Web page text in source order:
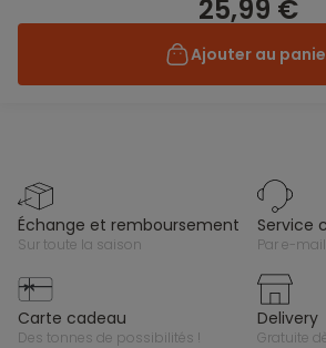
25,99 €
Ajouter au
échange et remboursement
sur toute la saison
service
par e-mail
carte cadeau
des tonnes de possibilités !
delivery
gratuite